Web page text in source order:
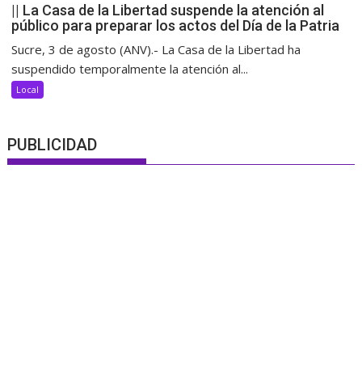
|| La Casa de la Libertad suspende la atención al
público para preparar los actos del Día de la Patria
Sucre, 3 de agosto (ANV).- La Casa de la Libertad ha
suspendido temporalmente la atención al...
Local
PUBLICIDAD